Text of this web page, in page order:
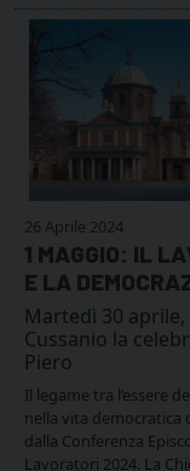
26 Aprile 2024
1 MAGGIO: IL
E LA
Martedì 30
Cussanio la
Piero
Il legame tra l’essere
nella vita democratica
dalla Conferenza
Lavoratori 2024. La